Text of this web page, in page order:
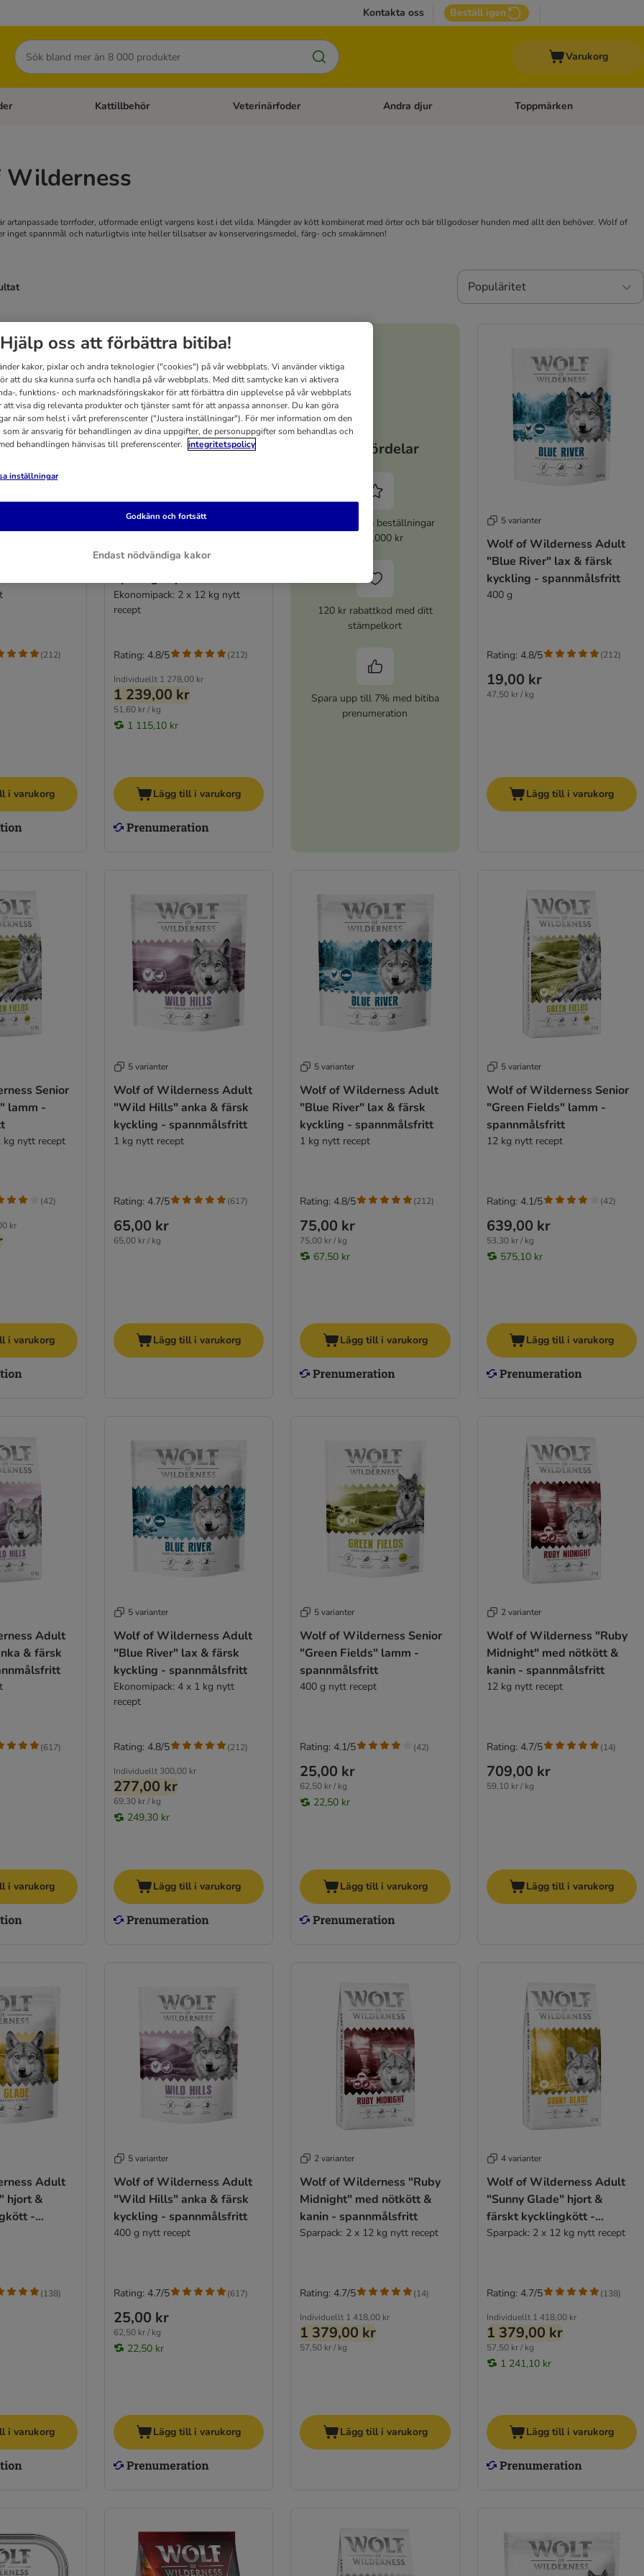
Kontakta oss Beställ igen
Sök
Varukorg
menu: HundtillbehörOpen category menu: Kattfoder
Kattillbehör Open category menu: Kattillbehör
Veterinärfoder Open category menu: Veterinärfoder
Andra djur Open category menu: Andra
Toppmärken
artanpassade torrfoder, utformade enligt vargens kost i det vilda. Mängder av kött kombinerat med örter och bär tillgodoser hunden med allt den behöver. Wolf of
inget spannmål och naturligtvis inte heller tillsatser av konserveringsmedel, färg- och smakämnen!
Populäritet
Adult
& färsk
(212)
i varukorg
5 varianter
"Blue River" lax & färsk
Ekonomipack: 2 x 12 kg nytt
recept
Individuellt 1 278,00 kr
1 239,00 kr
51,60 kr / kg
1 115,10 kr
Rating: 4.8/5 (212)
Lägg till i varukorg
Dina fördelar
5% rabatt på beställningar
över 1000 kr
120 kr rabattkod med ditt
stämpelkort
Spara upp till 7% med bitiba
prenumeration
5 varianter
Wolf of Wilderness Adult
"Blue River" lax & färsk
kyckling - spannmålsfritt
400 g
19,00 kr
47,50 kr / kg
Rating: 4.8/5 (212)
Lägg till i varukorg
Senior
lamm -
kg nytt recept
kr
(42)
i varukorg
5 varianter
Wolf of Wilderness Adult
"Wild Hills" anka & färsk
kyckling - spannmålsfritt
1 kg nytt recept
65,00 kr
65,00 kr / kg
Rating: 4.7/5 (617)
Lägg till i varukorg
5 varianter
Wolf of Wilderness Adult
"Blue River" lax & färsk
kyckling - spannmålsfritt
1 kg nytt recept
75,00 kr
75,00 kr / kg
67,50 kr
Rating: 4.8/5 (212)
Lägg till i varukorg
5 varianter
Wolf of Wilderness Senior
"Green Fields" lamm -
spannmålsfritt
12 kg nytt recept
639,00 kr
53,30 kr / kg
575,10 kr
Rating: 4.1/5 (42)
Lägg till i varukorg
Adult
& färsk
(617)
i varukorg
5 varianter
Wolf of Wilderness Adult
"Blue River" lax & färsk
kyckling - spannmålsfritt
Ekonomipack: 4 x 1 kg nytt
recept
Individuellt 300,00 kr
277,00 kr
69,30 kr / kg
249,30 kr
Rating: 4.8/5 (212)
Lägg till i varukorg
5 varianter
Wolf of Wilderness Senior
"Green Fields" lamm -
spannmålsfritt
400 g nytt recept
25,00 kr
62,50 kr / kg
22,50 kr
Rating: 4.1/5 (42)
Lägg till i varukorg
2 varianter
Wolf of Wilderness "Ruby
Midnight" med nötkött &
kanin - spannmålsfritt
12 kg nytt recept
709,00 kr
59,10 kr / kg
Rating: 4.7/5 (14)
Lägg till i varukorg
Adult
hjort &
-
(138)
i varukorg
5 varianter
Wolf of Wilderness Adult
"Wild Hills" anka & färsk
kyckling - spannmålsfritt
400 g nytt recept
25,00 kr
62,50 kr / kg
22,50 kr
Rating: 4.7/5 (617)
Lägg till i varukorg
2 varianter
Wolf of Wilderness "Ruby
Midnight" med nötkött &
kanin - spannmålsfritt
Sparpack: 2 x 12 kg nytt recept
Individuellt 1 418,00 kr
1 379,00 kr
57,50 kr / kg
Rating: 4.7/5 (14)
Lägg till i varukorg
4 varianter
Wolf of Wilderness Adult
"Sunny Glade" hjort &
färskt kycklingkött -
spannmålsfritt
Sparpack: 2 x 12 kg nytt recept
Individuellt 1 418,00 kr
1 379,00 kr
57,50 kr / kg
1 241,10 kr
Rating: 4.7/5 (138)
Lägg till i varukorg
Hjälp oss att förbättra bitiba!
kakor, pixlar och andra teknologier ("cookies") på vår webbplats. Vi använder viktiga
att du ska kunna surfa och handla på vår webbplats. Med ditt samtycke kan vi aktivera
, funktions- och marknadsföringskakor för att förbättra din upplevelse på vår webbplats
att visa dig relevanta produkter och tjänster samt för att anpassa annonser. Du kan göra
när som helst i vårt preferenscenter ("Justera inställningar"). För mer information om den
som är ansvarig för behandlingen av dina uppgifter, de personuppgifter som behandlas och
behandlingen hänvisas till preferenscenter. integritetspolicy
inställningar
Endast nödvändiga kakor
Godkänn och fortsätt